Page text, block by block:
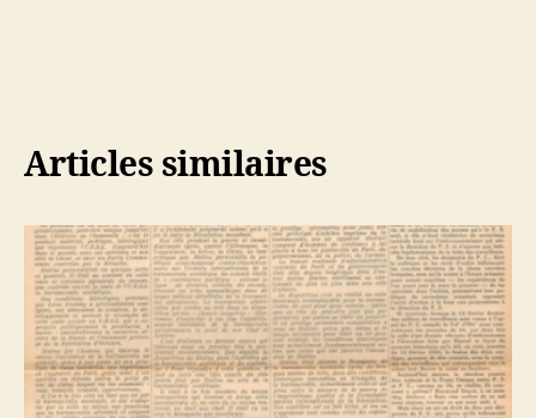
Articles similaires